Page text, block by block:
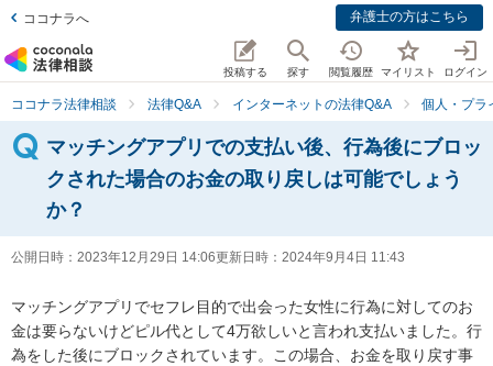
ココナラへ 弁護士の方はこちら
投稿する 探す 閲覧履歴 マイリスト ログイン
ココナラ法律相談 法律Q&A インターネットの法律Q&A 個人・プラ
マッチングアプリでの支払い後、行為後にブロッ
クされた場合のお金の取り戻しは可能でしょう
か？
公開日時： 2023年12月29日 14:06更新日時： 2024年9月4日 11:43
マッチングアプリでセフレ目的で出会った女性に行為に対してのお
金は要らないけどピル代として4万欲しいと言われ支払いました。行
為をした後にブロックされています。この場合、お金を取り戻す事